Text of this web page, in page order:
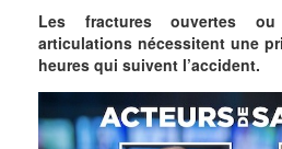
Les fractures ouvertes
articulations nécessitent une
heures qui suivent l’accident.